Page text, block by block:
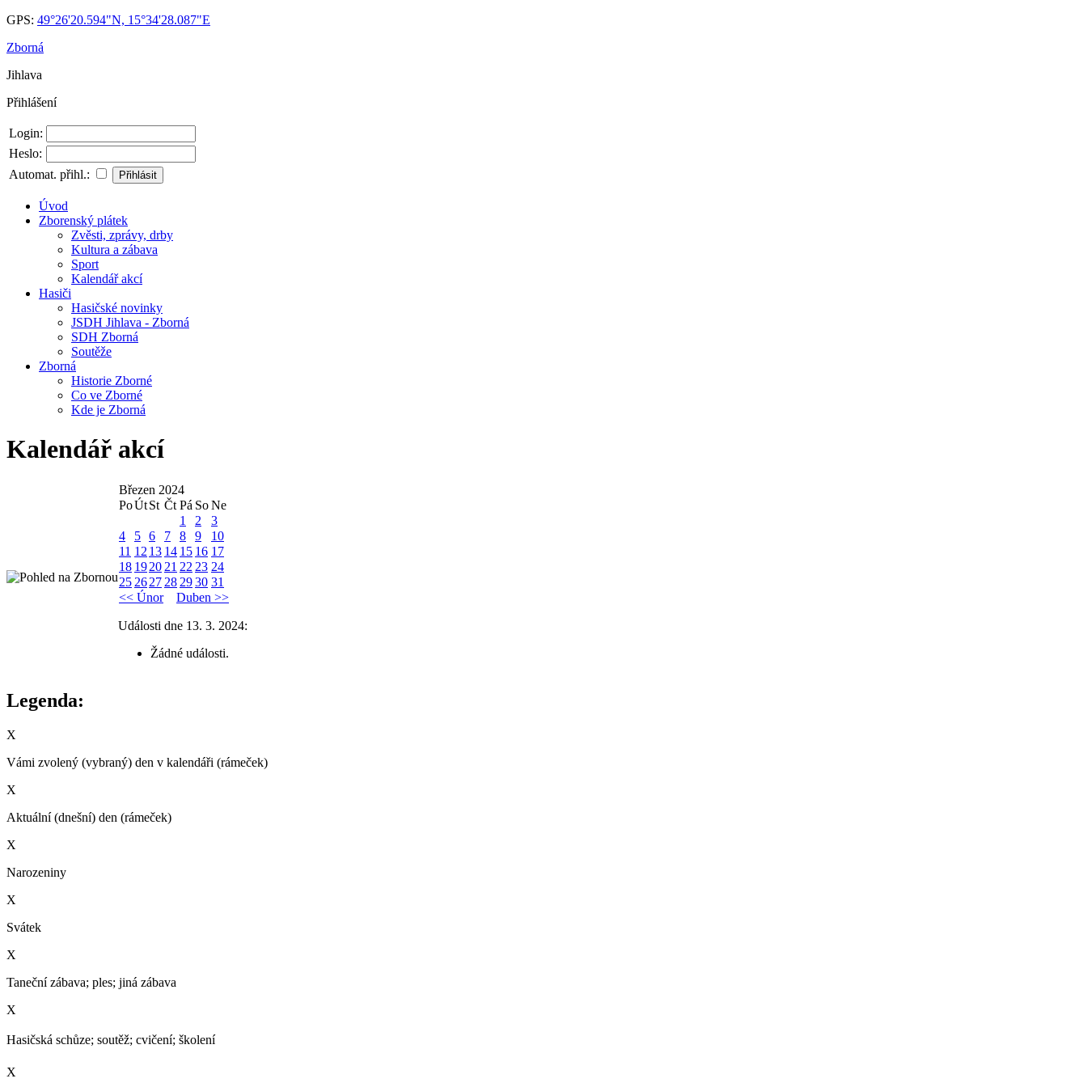
GPS: 49°26'20.594"N, 15°34'28.087"E
Zborná
Jihlava
Přihlášení
Login:
Heslo:
Automat. přihl.:
Úvod
Zborenský plátek
Zvěsti, zprávy, drby
Kultura a zábava
Sport
Kalendář akcí
Hasiči
Hasičské novinky
JSDH Jihlava - Zborná
SDH Zborná
Soutěže
Zborná
Historie Zborné
Co ve Zborné
Kde je Zborná
Kalendář akcí
Březen 2024
PoÚtSt Čt Pá SoNe
1
2
3
4
5 6 7 8 9
10
11 12 13 14 15 16 17
18 1920 21 22 23 24
25 2627 28 2930 31
<< Únor
Duben >>
Události dne 13. 3. 2024:
Žádné události.
Legenda:
X
Vámi zvolený (vybraný) den v kalendáři (rámeček)
X
Aktuální (dnešní) den (rámeček)
X
Narozeniny
X
Svátek
X
Taneční zábava; ples; jiná zábava
X
Hasičská schůze; soutěž; cvičení; školení­
X